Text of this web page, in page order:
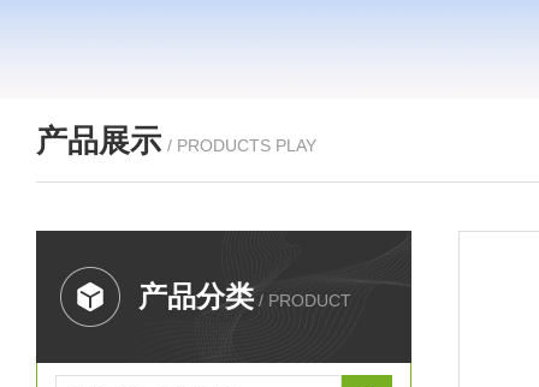
产品展示 / PRODUCTS PLAY
产品分类 / PRODUCT